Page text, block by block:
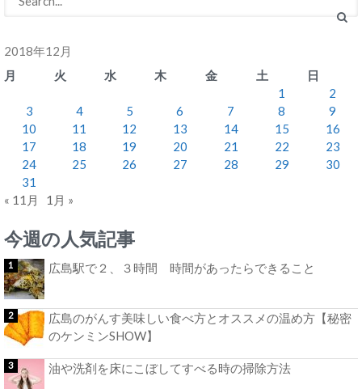
2018年12月
月
火 水 木 金 土
日
1
2
3
4 5 6 7 8
9
10
11 12 13 14 15
16
17
18 19 20 21 22
23
24
25 26 27 28 29
30
31
« 11月
1月 »
今週の人気記事
広島駅で２、３時間 時間があったらできること
広島のがんす美味しい食べ方とオススメの温め方【秘密
のケンミンSHOW】
油や洗剤を床にこぼしてすべる時の掃除方法